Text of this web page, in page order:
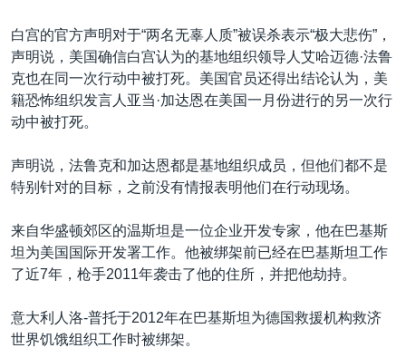
南中国海争端
关注西藏
关注新疆
白宫的官方声明对于“两名无辜人质”被误杀表示“极大悲伤”，
声明说，美国确信白宫认为的基地组织领导人艾哈迈德·法鲁
克也在同一次行动中被打死。美国官员还得出结论认为，美
籍恐怖组织发言人亚当·加达恩在美国一月份进行的另一次行
动中被打死。
声明说，法鲁克和加达恩都是基地组织成员，但他们都不是
特别针对的目标，之前没有情报表明他们在行动现场。
来自华盛顿郊区的温斯坦是一位企业开发专家，他在巴基斯
坦为美国国际开发署工作。他被绑架前已经在巴基斯坦工作
了近7年，枪手2011年袭击了他的住所，并把他劫持。
意大利人洛-普托于2012年在巴基斯坦为德国救援机构救济
世界饥饿组织工作时被绑架。